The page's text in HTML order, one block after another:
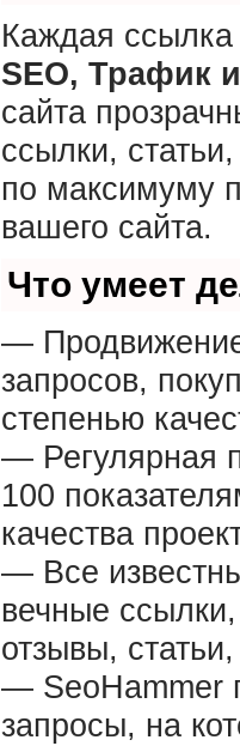
Каждая ссылка
SEO, Трафик
сайта
ссылки,
по максимуму
вашего сайта.
Что умеет
—
запросов,
степенью
— Регулярная
100
качества
— Все
вечные
отзывы,
— SeoHammer
запросы, на